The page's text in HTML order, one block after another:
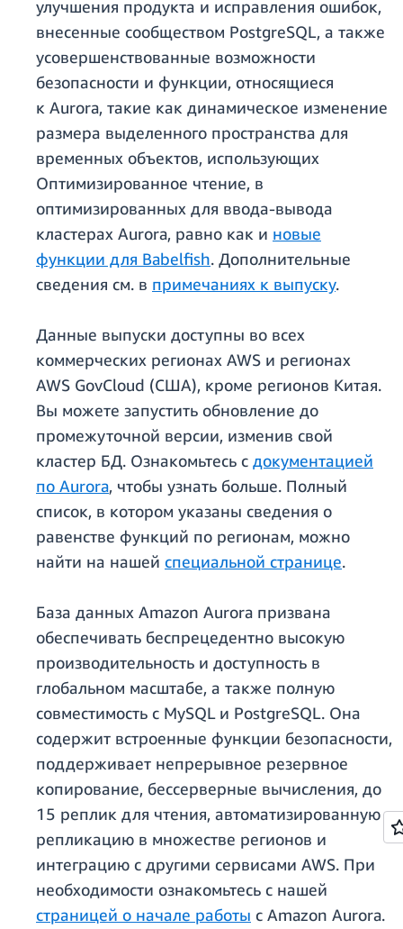
улучшения продукта и исправления ошибок,
внесенные сообществом PostgreSQL, а также
усовершенствованные возможности
безопасности и функции, относящиеся
к Aurora, такие как динамическое изменение
размера выделенного пространства для
временных объектов, использующих
Оптимизированное чтение, в
оптимизированных для ввода-вывода
кластерах Aurora, равно как и новые
функции для Babelfish. Дополнительные
сведения см. в примечаниях к выпуску.
Данные выпуски доступны во всех
коммерческих регионах AWS и регионах
AWS GovCloud (США), кроме регионов Китая.
Вы можете запустить обновление до
промежуточной версии, изменив свой
кластер БД. Ознакомьтесь с документацией
по Aurora, чтобы узнать больше. Полный
список, в котором указаны сведения о
равенстве функций по регионам, можно
найти на нашей специальной странице.
База данных Amazon Aurora призвана
обеспечивать беспрецедентно высокую
производительность и доступность в
глобальном масштабе, а также полную
совместимость с MySQL и PostgreSQL. Она
содержит встроенные функции безопасности,
поддерживает непрерывное резервное
копирование, бессерверные вычисления, до
15 реплик для чтения, автоматизированную
репликацию в множестве регионов и
интеграцию с другими сервисами AWS. При
необходимости ознакомьтесь с нашей
страницей о начале работы с Amazon Aurora.